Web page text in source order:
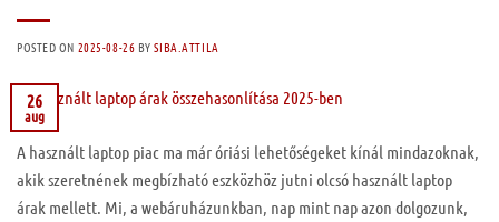
POSTED ON 2025-08-26 BYSIBA.ATTILA
26
aug
A használt laptop piac ma már óriási lehetőségeket kínál mindazoknak,
akik szeretnének megbízható eszközhöz jutni olcsó használt laptop
árak mellett. Mi, a webáruházunkban, nap mint nap azon dolgozunk,